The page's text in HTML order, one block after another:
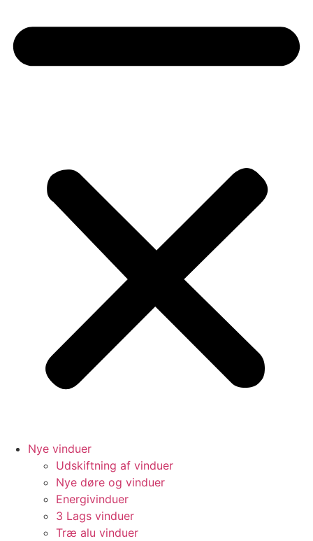
Nye vinduer
Udskiftning af vinduer
Nye døre og vinduer
Energivinduer
3 Lags vinduer
Træ alu vinduer